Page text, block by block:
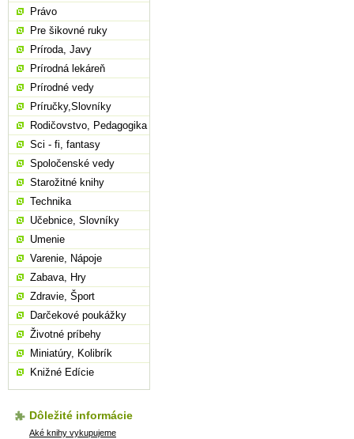
Právo
Pre šikovné ruky
Príroda, Javy
Prírodná lekáreň
Prírodné vedy
Príručky,Slovníky
Rodičovstvo, Pedagogika
Sci - fi, fantasy
Spoločenské vedy
Starožitné knihy
Technika
Učebnice, Slovníky
Umenie
Varenie, Nápoje
Zabava, Hry
Zdravie, Šport
Darčekové poukážky
Životné príbehy
Miniatúry, Kolibrík
Knižné Edície
Dôležité informácie
Aké knihy vykupujeme